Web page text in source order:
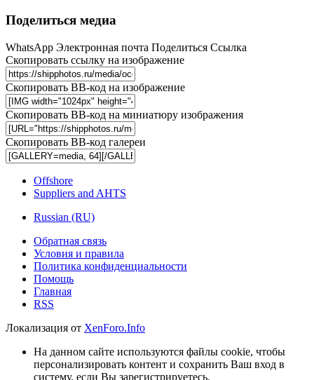
Поделиться медиа
WhatsApp Электронная почта Поделиться Ссылка
Скопировать ссылку на изображение
Скопировать BB-код на изображение
Скопировать BB-код на миниатюру изображения
Скопировать BB-код галереи
Offshore
Suppliers and AHTS
Russian (RU)
Обратная связь
Условия и правила
Политика конфиденциальности
Помощь
Главная
RSS
Локализация от XenForo.Info
На данном сайте используются файлы cookie, чтобы
персонализировать контент и сохранить Ваш вход в
систему, если Вы зарегистрируетесь.